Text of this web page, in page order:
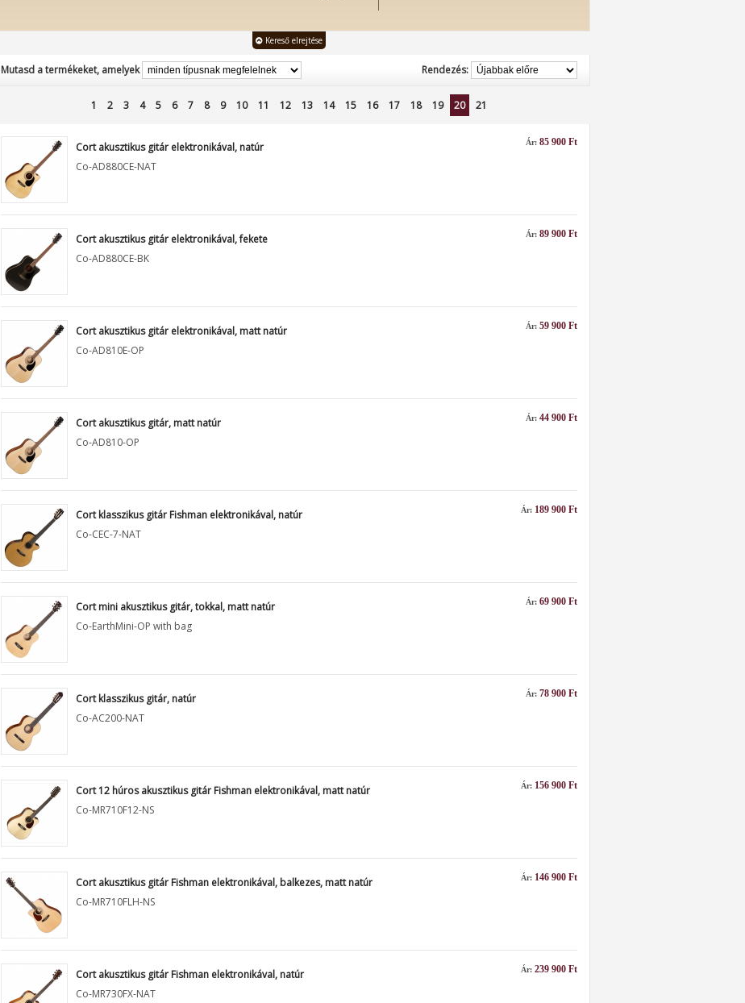
Kereső elrejtése
Mutasd a termékeket, amelyek Rendezés:
1 2 3 4 5 6 7 8 9 10 11 12 13 14 15 16 17 18 19 20 21
Ár: 85 900 Ft
Cort akusztikus gitár elektronikával, natúr
Co-AD880CE-NAT
Ár: 89 900 Ft
Cort akusztikus gitár elektronikával, fekete
Co-AD880CE-BK
Ár: 59 900 Ft
Cort akusztikus gitár elektronikával, matt natúr
Co-AD810E-OP
Ár: 44 900 Ft
Cort akusztikus gitár, matt natúr
Co-AD810-OP
Ár: 189 900 Ft
Cort klasszikus gitár Fishman elektronikával, natúr
Co-CEC-7-NAT
Ár: 69 900 Ft
Cort mini akusztikus gitár, tokkal, matt natúr
Co-EarthMini-OP with bag
Ár: 78 900 Ft
Cort klasszikus gitár, natúr
Co-AC200-NAT
Ár: 156 900 Ft
Cort 12 húros akusztikus gitár Fishman elektronikával, matt natúr
Co-MR710F12-NS
Ár: 146 900 Ft
Cort akusztikus gitár Fishman elektronikával, balkezes, matt natúr
Co-MR710FLH-NS
Ár: 239 900 Ft
Cort akusztikus gitár Fishman elektronikával, natúr
Co-MR730FX-NAT